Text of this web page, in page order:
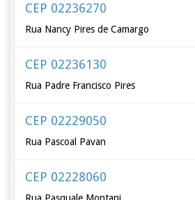
CEP 02236270
Rua Nancy Pires de Camargo
CEP 02236130
Rua Padre Francisco Pires
CEP 02229050
Rua Pascoal Pavan
CEP 02228060